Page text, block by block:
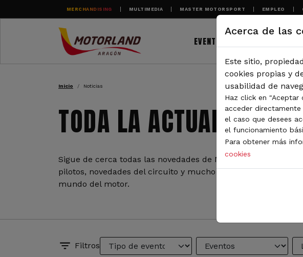
Pasar al contenido principal
MERCHANDISING MULTIMEDIA MASTER MOTORSPORT EMPLEO
EVENTOS
RUTA DE NAVEGACIÓN
Inicio Noticias
TODA LA ACTUALIDAD
Sigue de cerca todas las novedades de MotorLand Aragón.
pilotos, novedades del circuito y mucho más. Filtra por
mundo del motor.
Filtros
Acerca de las
Este sitio,
cookies propias y
usabilidad de
Haz click en
acceder
el caso que desees
el funcionamiento
Para obtener más
cookies